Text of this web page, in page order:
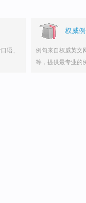
语、
权威
例句来自权威英文
等，提供最专业的